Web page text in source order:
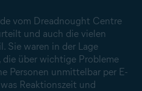
vom Dreadnought Centre
und auch die vielen
Sie waren in der Lage
über wichtige Probleme
Personen unmittelbar per E-
Reaktionszeit und